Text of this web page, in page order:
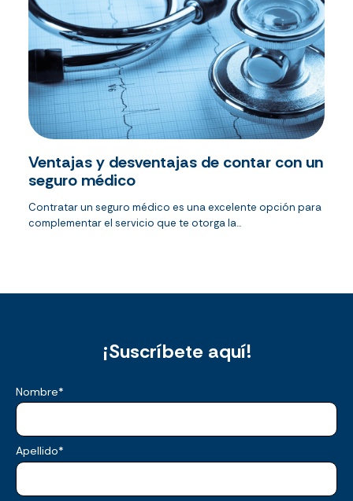
Ventajas y desventajas de contar con un
seguro médico
Contratar un seguro médico es una excelente opción para
complementar el servicio que te otorga la...
¡Suscríbete aquí!
Nombre*
Apellido*